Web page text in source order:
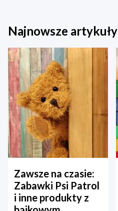
Najnowsze artykuły
Zawsze na czasie:
Zabawki Psi Patrol
i inne produkty z